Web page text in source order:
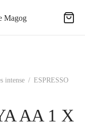
intense / ESPRESSO
AA 1 X